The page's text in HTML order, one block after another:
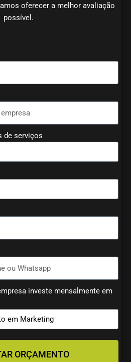
oferecer a melhor avaliação
possível.
de serviços
investe mensalmente em
ORÇAMENTO